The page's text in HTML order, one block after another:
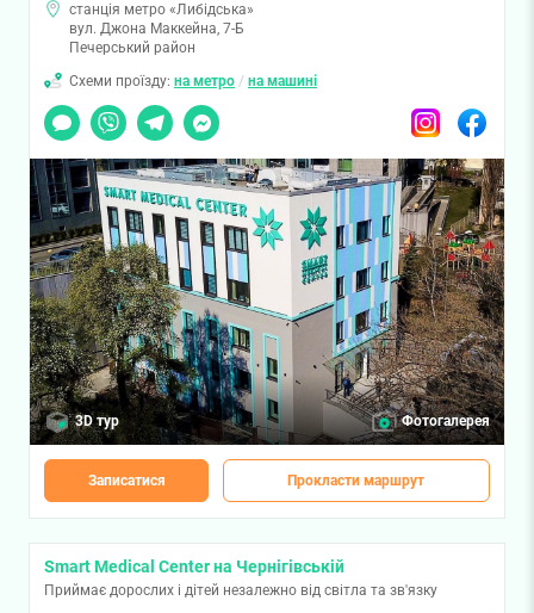
станція метро «Либідська»
вул. Джона Маккейна, 7-Б
Печерський район
Схеми проїзду: на метро / на машині
Чат
Viber TelegramMessenger InstagramFacebook
3D тур Фотогалерея
Записатися Прокласти маршрут
Smart Medical Center на Чернігівській
Приймає дорослих і дітей незалежно від світла та зв'язку